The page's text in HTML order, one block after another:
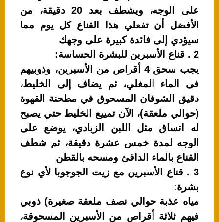
على الوجه، ويشطف بعد 20 دقيقة، من
الأفضل أن تفعلي هذا القناع كل يوم مما
سيؤدي إلى فائدة كبيرة على وجهك
2 . قناع الأسبرين للبشرة الحساسة:
يجب سحق 4 أقراص من الأسبرين، وذوبيهم
فى الماء المغلي، ثم يضاف إلى الخليط،
دقيق الشوفان المسحوق في مطحنة القهوة
(حوالي ملعقة)، الآن تمييع الخليط حتي يصبح
له اتساق مثل اللبن الزبادي، يوضع على
الوجه لمدة خمس عشرة دقيقة، ثم شطف
القناع بالماء الدافئ ومسحه بالقطن
3 . قناع الأسبرين مع زيت الجوجوبا لأي نوع
بشرة:
مياه عذبة حوالي نصف ملعقة صغيرة) ذوبي
فيهم ثلاثة أقراص من الأسبرين المسحوقة،